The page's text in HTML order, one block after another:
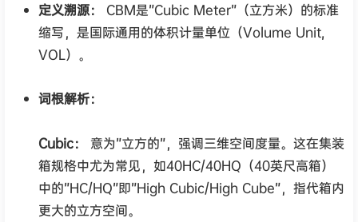
定义溯源：
CBM是”Cubic Meter”（立方米）的标准
缩写，是国际通用的体积计量单位（Volume Unit,
VOL）。
词根解析：
Cubic：
意为”立方的”，强调三维空间度量。这在集装
箱规格中尤为常见，如40HC/40HQ（40英尺高箱）
中的”HC/HQ”即”High Cubic/High Cube”，指代箱内
更大的立方空间。